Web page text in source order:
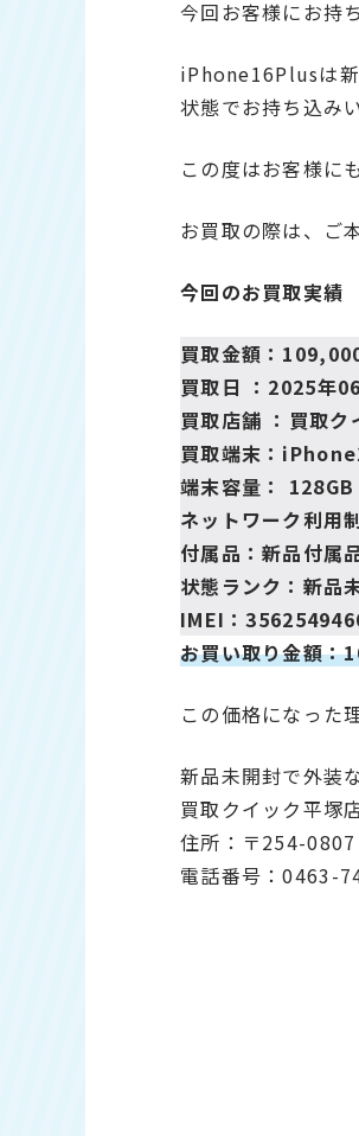
今回お客様にお持
iPhone16Plusは新
状態でお持ち込み
この度はお客様に
お買取の際は、ご
今回のお買取実績
買取金額：
買取日 ：2025年
買取店舗 ： 買取ク
買取端末：
端末容量： 128GB
ネットワーク利用
付属品：新品付属
状態ランク：新品
IMEI：
お買い取り金額：
この価格になった
新品未開封で外装
買取クイック平塚
住所：〒254-
電話番号：0463-